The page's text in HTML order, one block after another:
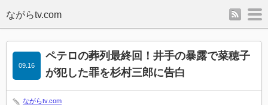
rss
ペテロの葬列最終回！井手の暴露で菜穂子
が犯した罪を杉村三郎に告白
09.16
ながらtv.com